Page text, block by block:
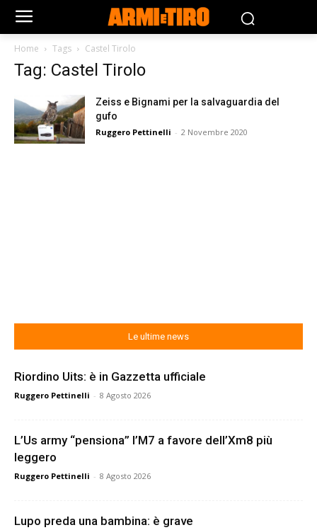
Home Tags Castel Tirolo
Tag: Castel Tirolo
Zeiss e Bignami per la salvaguardia del
gufo
Ruggero Pettinelli - 2 Novembre 2020
Le ultime news
Riordino Uits: è in Gazzetta ufficiale
Ruggero Pettinelli - 8 Agosto 2026
L’Us army “pensiona” l’M7 a favore dell’Xm8 più
leggero
Ruggero Pettinelli - 8 Agosto 2026
Lupo preda una bambina: è grave